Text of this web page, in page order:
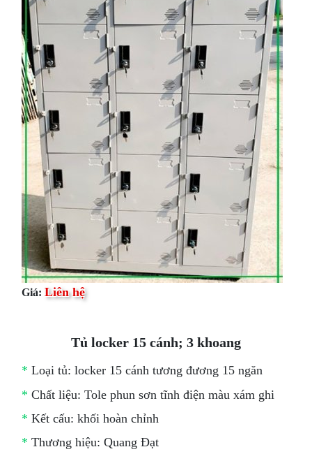
Giá: Liên hệ
Tủ locker 15 cánh; 3 khoang
* Loại tủ: locker 15 cánh tương đương 15 ngăn
*Chất liệu: Tole phun sơn tĩnh điện màu xám ghi
*Kết cấu: khối hoàn chỉnh
*Thương hiệu: Quang Đạt